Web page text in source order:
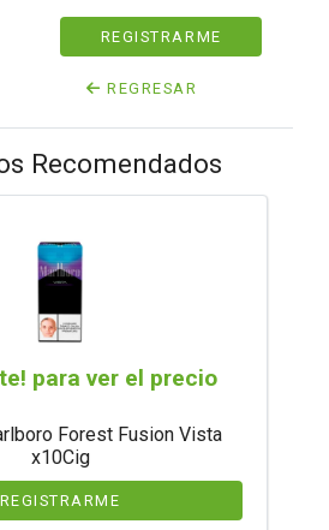
REGISTRARME
REGRESAR
Recomendados
para ver el precio
Forest Fusion Vista
x10Cig
REGISTRARME